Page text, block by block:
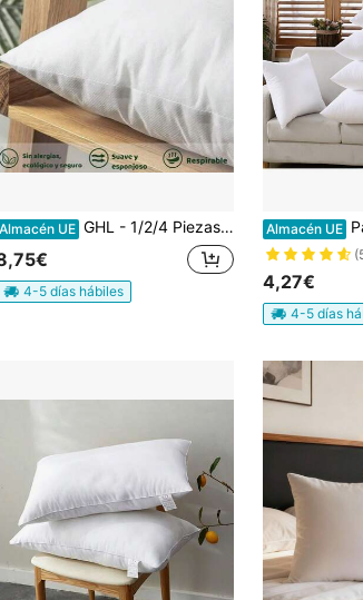
Almacén UE GHL - 1/2/4 Piezas Relleno para Cojín Hipoalergénico y Transpirable Blanco neutro Gran Recuperación de Forma Fibra sintética de alta calidad
4-5 días hábiles
Almacén UE Paquete de 1, 2 o
4,27€
4-5 días